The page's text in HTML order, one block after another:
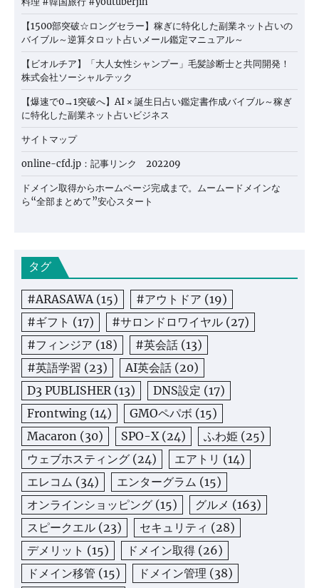
【1500部突破☆ロングセラー】稼ぎに特化した副業ネット占いの
バイブル～逆算タロット占いメール鑑定マニュアル～
【ビオルチア】「大人女性シャンプー」毛髪診断士と共同開発！
株式会社ソーシャルテック
【爆速で0→1突破へ】AI × 誕生日占い鑑定書作成バイブル～稼ぎ
に特化した副業ネット占いビジネス
サイトマップ
online-cfd.jp：記事リンク 202209
ドメイン取得からホームページ完成まで。ムームードメインな
ら“全部まとめて”安心スタート
タグ
#ARASAWA(15) #アウトドア (19)
#ギフト (17) #サロンドロワイヤル (27)
#フィンジア (18) #英会話 (13)
#英語学習 (23) AI英会話 (20)
D3 PUBLISHER(13) DNS設定 (17)
Frontwing (14) GMOペパボ (15)
Macaron (30) SPO-X(24) ふわ姫 (25)
ウェブホスティング (24) エアトリ (14)
エレコム (34) エンターグラム (15)
オンラインショッピング (15) グルメ (163)
スピークエル (23) セキュリティ (28)
デメリット (15) ドメイン取得 (26)
ドメイン移管 (15) ドメイン管理 (38)